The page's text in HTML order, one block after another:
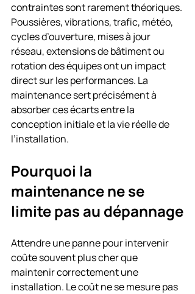
contraintes sont rarement théoriques.
Poussières, vibrations, trafic, météo,
cycles d’ouverture, mises à jour
réseau, extensions de bâtiment ou
rotation des équipes ont un impact
direct sur les performances. La
maintenance sert précisément à
absorber ces écarts entre la
conception initiale et la vie réelle de
l’installation.
Pourquoi la
maintenance ne se
limite pas au dépannage
Attendre une panne pour intervenir
coûte souvent plus cher que
maintenir correctement une
installation. Le coût ne se mesure pas